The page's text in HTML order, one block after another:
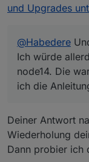
und Upgrades
@Habedere
Ich würde
node14. Die
ich die
Deiner Antwort
Wiederholung
Dann probier ich